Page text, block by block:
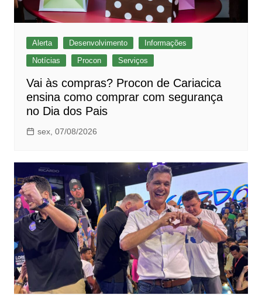
Alerta Desenvolvimento
Informações
Notícias
Procon Serviços
Vai às compras? Procon de Cariacica
ensina como comprar com segurança
no Dia dos Pais
sex, 07/08/2026